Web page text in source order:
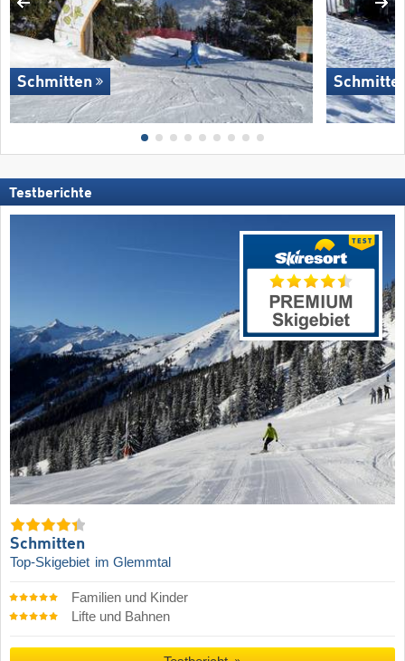
Schmitten
Testberichte
Schmitten
Top-Skigebiet im Glemmtal
Familien und Kinder
Lifte und Bahnen